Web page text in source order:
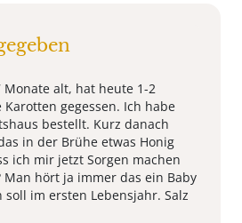
Monate alt, hat heute 1-2
gegessen. Ich habe
bestellt. Kurz danach
in der Brühe etwas Honig
ich mir jetzt Sorgen machen
Man hört ja immer das ein Baby
soll im ersten Lebensjahr. Salz